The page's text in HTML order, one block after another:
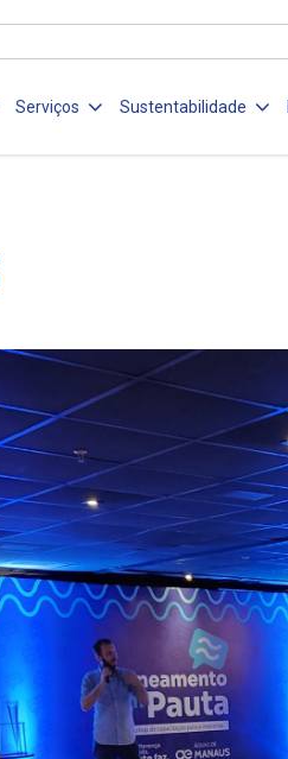
Serviços Sustentabilidade